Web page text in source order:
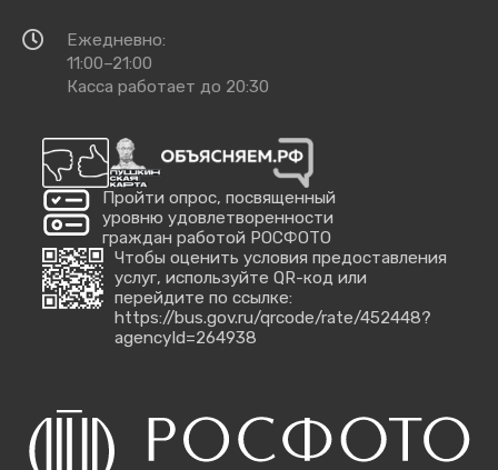
Время
работы
Ежедневно:
11:00–21:00
Касса работает до 20:30
Пройти опрос, посвященный
уровню удовлетворенности
граждан работой РОСФОТО
Чтобы оценить условия предоставления
услуг, используйте QR-код или
перейдите по ссылке:
https://bus.gov.ru/qrcode/rate/452448?
agencyId=264938